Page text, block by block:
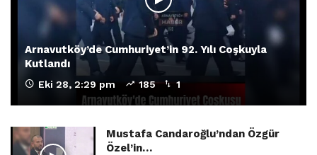
Arnavutköy’de Cumhuriyet’in 92. Yılı Coşkuyla
Kutlandı
Eki 28, 2:29 pm 185 1
Mustafa Candaroğlu’ndan Özgür
Özel’in…